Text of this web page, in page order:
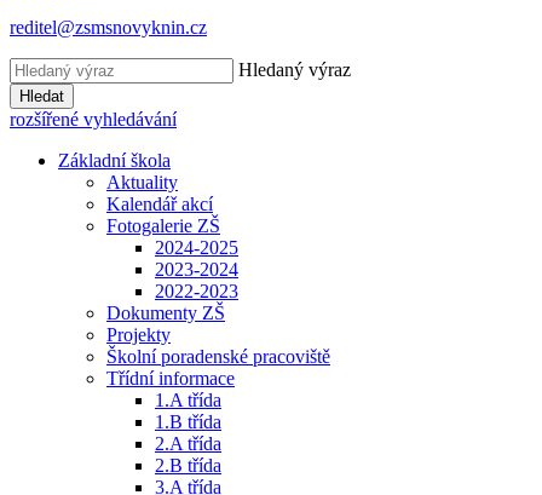
reditel@zsmsnovyknin.cz
Hledaný výraz
Hledat
rozšířené vyhledávání
Základní škola
Aktuality
Kalendář akcí
Fotogalerie ZŠ
2024-2025
2023-2024
2022-2023
Dokumenty ZŠ
Projekty
Školní poradenské pracoviště
Třídní informace
1.A třída
1.B třída
2.A třída
2.B třída
3.A třída